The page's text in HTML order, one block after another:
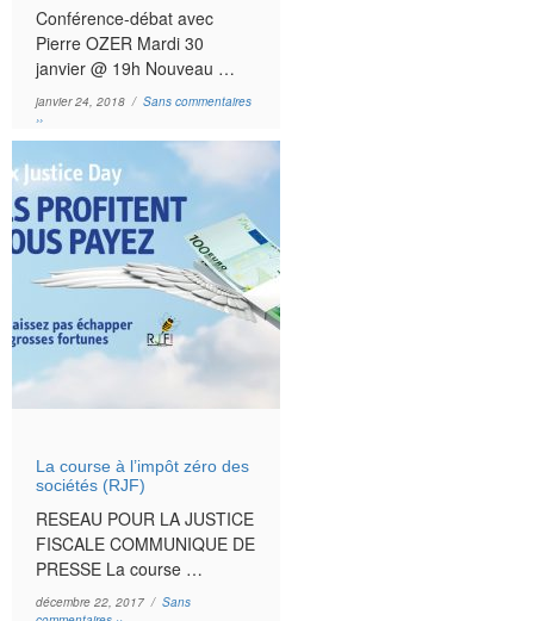
Conférence-débat avec
Pierre OZER Mardi 30
janvier @ 19h Nouveau …
janvier 24, 2018 / Sans commentaires
››
La course à l’impôt zéro des
sociétés (RJF)
RESEAU POUR LA JUSTICE
FISCALE COMMUNIQUE DE
PRESSE La course …
décembre 22, 2017 / Sans